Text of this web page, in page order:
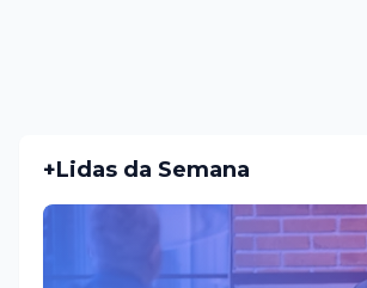
+Lidas da Semana